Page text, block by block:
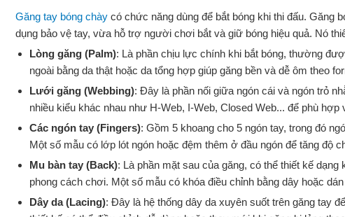
Găng tay bóng chàycó chức năng dùng để bắt bóng khi thi đấu. Găng
dụng bảo vệ tay, vừa hỗ trợ người chơi bắt và giữ bóng hiệu quả. Nó
Lòng găng (Palm): Là phần chịu lực chính khi bắt bóng, thường
ngoài bằng da thật hoặc da tổng hợp giúp găng bền và dễ ôm theo
Lưới găng (Webbing): Đây là phần nối giữa ngón cái và ngón trỏ
nhiều kiểu khác nhau như H-Web, I-Web, Closed Web... để phù
Các ngón tay (Fingers): Gồm 5 khoang cho 5 ngón tay, trong đó
Một số mẫu có lớp lót ngón hoặc đệm thêm ở đầu ngón để tăng độ
Mu bàn tay (Back): Là phần mặt sau của găng, có thể thiết kế
phong cách chơi. Một số mẫu có khóa điều chỉnh bằng dây hoặc
Dây da (Lacing): Đây là hệ thống dây da xuyên suốt trên găng tay